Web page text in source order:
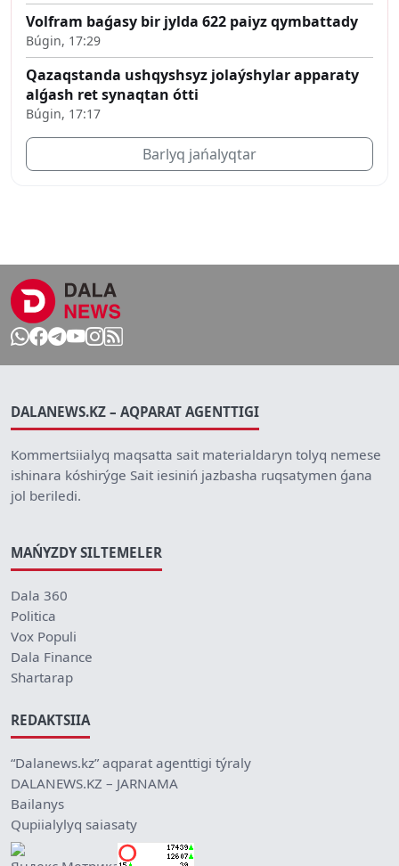
Volfram baǵasy bir jylda 622 paiyz qymbattady
Búgin, 17:29
Qazaqstanda ushqyshsyz jolaýshylar apparaty
alǵash ret synaqtan ótti
Búgin, 17:17
Barlyq jańalyqtar
DALANEWS.KZ – AQPARAT AGENTTIGI
Kommertsiialyq maqsatta sait materialdaryn tolyq nemese
ishinara kóshirýge Sait iesiniń jazbasha ruqsatymen ǵana
jol beriledi.
MAŃYZDY SILTEMELER
Dala 360
Politica
Vox Populi
Dala Finance
Shartarap
REDAKTSIIA
“Dalanews.kz” aqparat agenttigi týraly
DALANEWS.KZ – JARNAMA
Bailanys
Qupiialylyq saiasaty